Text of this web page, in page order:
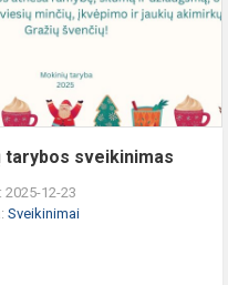
tarybos sveikinimas
2025-12-23
Sveikinimai